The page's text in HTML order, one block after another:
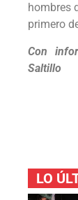
hombres
primero
Con
Saltillo
LO